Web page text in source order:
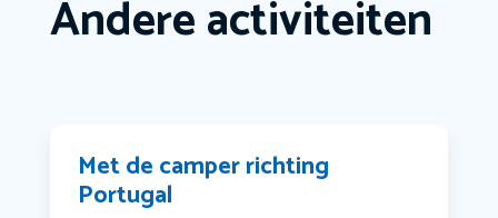
Andere activiteiten
Met de camper richting
Portugal